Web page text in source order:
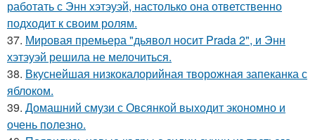
работать с Энн хэтэуэй, настолько она ответственно
подходит к своим ролям.
37. Мировая премьера "дьявол носит Prada 2", и Энн
хэтэуэй решила не мелочиться.
38. Вкуснейшая низкокалорийная творожная запеканка с
яблоком.
39. Домашний смузи с Овсянкой выходит экономно и
очень полезно.